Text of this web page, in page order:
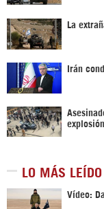
La
Irán
explosión
LO MÁS
Vídeo: